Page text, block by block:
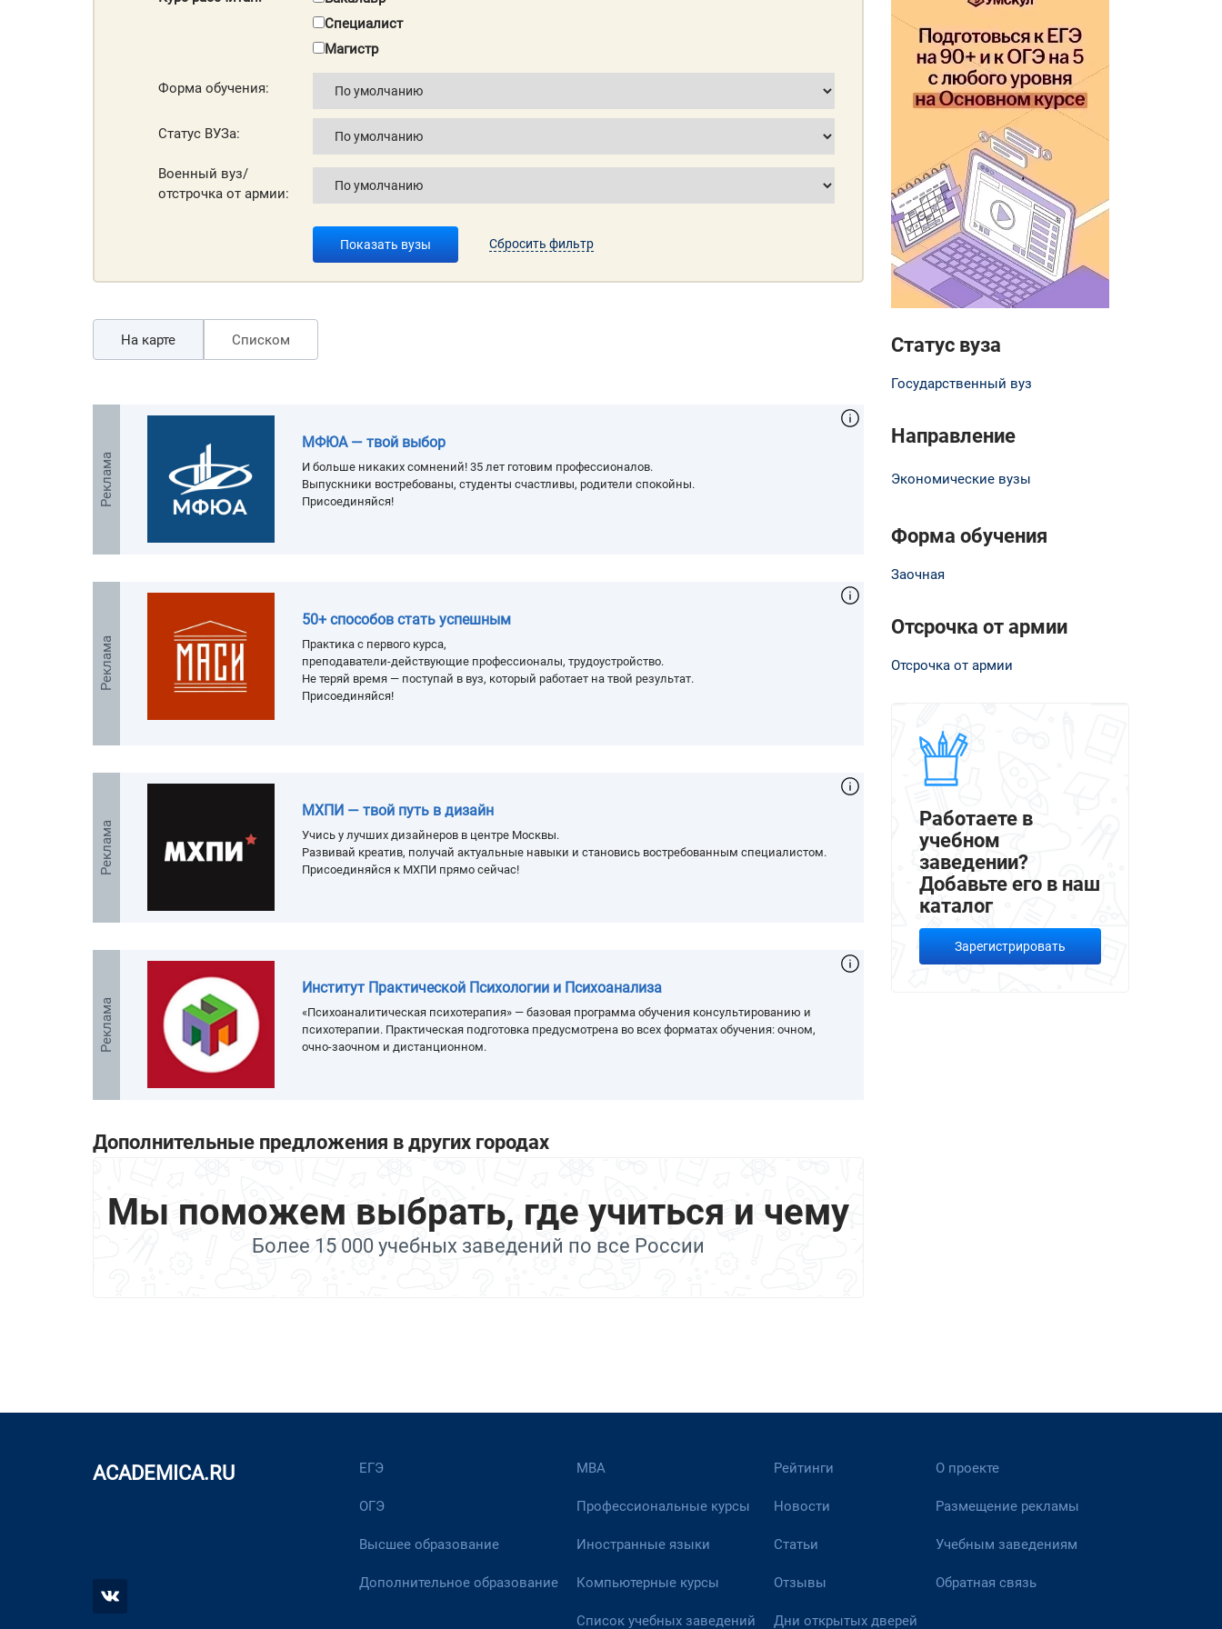
Специалист
Магистр
Форма обучения:
Статус ВУЗа:
Военный вуз/
отстрочка от армии:
Показать вузы Сбросить фильтр
На карте Списком
Реклама
МФЮА — твой выбор
И больше никаких сомнений! 35 лет готовим профессионалов.
Выпускники востребованы, студенты счастливы, родители спокойны.
Присоединяйся!
Реклама
50+ способов стать успешным
Практика с первого курса,
преподаватели-действующие профессионалы, трудоустройство.
Не теряй время — поступай в вуз, который работает на твой результат.
Присоединяйся!
Реклама
МХПИ — твой путь в дизайн
Учись у лучших дизайнеров в центре Москвы.
Развивай креатив, получай актуальные навыки и становись востребованным специалистом.
Присоединяйся к МХПИ прямо сейчас!
Реклама
Институт Практической Психологии и Психоанализа
«Психоаналитическая психотерапия» — базовая программа обучения консультированию и
психотерапии. Практическая подготовка предусмотрена во всех форматах обучения: очном,
очно-заочном и дистанционном.
Дополнительные предложения в других городах
Мы поможем выбрать, где учиться и чему
Более 15 000 учебных заведений по все России
Статус вуза
Государственный вуз
Направление
Экономические вузы
Форма обучения
Заочная
Отсрочка от армии
Отсрочка от армии
Работаете в
учебном
заведении?
Добавьте его в наш
каталог
Зарегистрировать
ACADEMICA.RU ЕГЭ
ОГЭ
Высшее образование
Дополнительное образование
МВА
Профессиональные курсы
Иностранные языки
Компьютерные курсы
Список учебных заведений
Рейтинги
Новости
Статьи
Отзывы
Дни открытых дверей
О проекте
Размещение рекламы
Учебным заведениям
Обратная связь